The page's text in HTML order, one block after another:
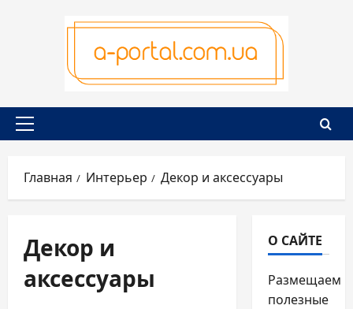
Основное
Главная Интерьер Декор и аксессуары
Декор и
аксессуары
О САЙТЕ
Размещаем
полезные